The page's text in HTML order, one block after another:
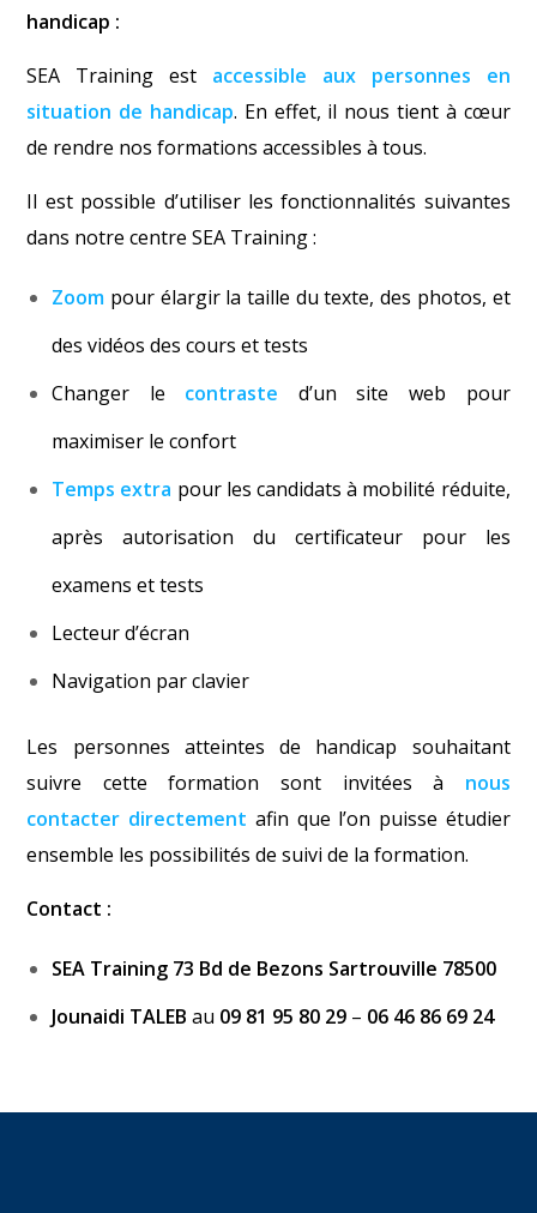
handicap :
SEA Training est accessible aux personnes en
situation de handicap. En effet, il nous tient à cœur
de rendre nos formations accessibles à tous.
Il est possible d’utiliser les fonctionnalités suivantes
dans notre centre SEA Training :
Zoom pour élargir la taille du texte, des photos, et
des vidéos des cours et tests
Changer le contraste d’un site web pour
maximiser le confort
Temps extra pour les candidats à mobilité réduite,
après autorisation du certificateur pour les
examens et tests
Lecteur d’écran
Navigation par clavier
Les personnes atteintes de handicap souhaitant
suivre cette formation sont invitées à nous
contacter directement afin que l’on puisse étudier
ensemble les possibilités de suivi de la formation.
Contact :
SEA Training 73 Bd de Bezons Sartrouville 78500
Jounaidi TALEB au 09 81 95 80 29 – 06 46 86 69 24